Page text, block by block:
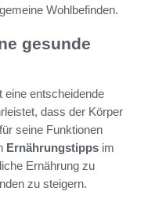
Wohlbefinden.
gesunde
eine entscheidende
dass der Körper
seine Funktionen
Ernährungstipps im
Ernährung zu
zu steigern.